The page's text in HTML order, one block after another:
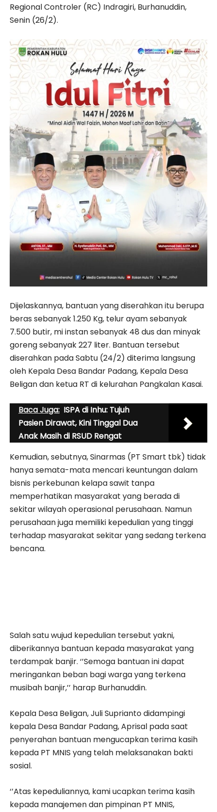
Regional Controler (RC) Indragiri, Burhanuddin,
Senin (26/2).
Dijelaskannya, bantuan yang diserahkan itu berupa
beras sebanyak 1.250 Kg, telur ayam sebanyak
7.500 butir, mi instan sebanyak 48 dus dan minyak
goreng sebanyak 227 liter. Bantuan tersebut
diserahkan pada Sabtu (24/2) diterima langsung
oleh Kepala Desa Bandar Padang, Kepala Desa
Beligan dan ketua RT di kelurahan Pangkalan Kasai.
Baca Juga: ISPA di Inhu: Tujuh
Pasien Dirawat, Kini Tinggal Dua
Anak Masih di RSUD Rengat
Kemudian, sebutnya, Sinarmas (PT Smart tbk) tidak
hanya semata-mata mencari keuntungan dalam
bisnis perkebunan kelapa sawit tanpa
memperhatikan masyarakat yang berada di
sekitar wilayah operasional perusahaan. Namun
perusahaan juga memiliki kepedulian yang tinggi
terhadap masyarakat sekitar yang sedang terkena
bencana.
Salah satu wujud kepedulian tersebut yakni,
diberikannya bantuan kepada masyarakat yang
terdampak banjir. ‘’Semoga bantuan ini dapat
meringankan beban bagi warga yang terkena
musibah banjir,’’ harap Burhanuddin.
Kepala Desa Beligan, Juli Suprianto didampingi
kepala Desa Bandar Padang, Aprisal pada saat
penyerahan bantuan mengucapkan terima kasih
kepada PT MNIS yang telah melaksanakan bakti
sosial.
‘’Atas kepeduliannya, kami ucapkan terima kasih
kepada manajemen dan pimpinan PT MNIS,